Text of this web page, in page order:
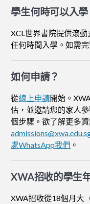
學生何時可以入學
XCL世界書院提供滾
任何時間入學。如需
如何申請？
從線上申請開始。
估，並邀請您的家人
個步驟。欲了解更多
處WhatsApp我們 。
XWA招收的學生
XWA招收從18個月大